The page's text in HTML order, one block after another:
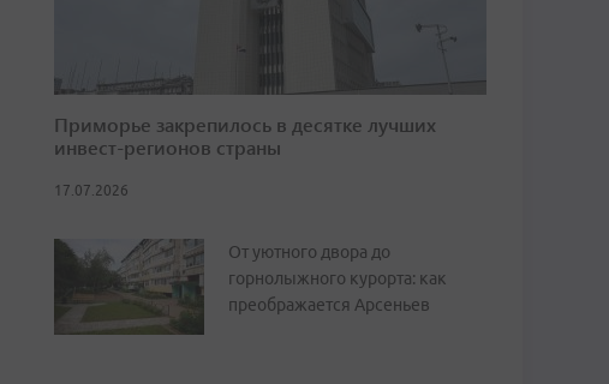
Приморье закрепилось в десятке лучших
инвест-регионов страны
17.07.2026
От уютного двора до
горнолыжного курорта: как
преображается Арсеньев